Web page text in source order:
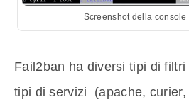
Screenshot della console
Fail2ban ha diversi tipi di
tipi di servizi (apache,